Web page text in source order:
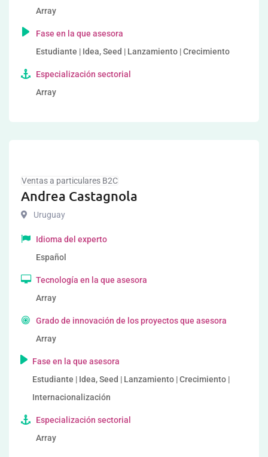
Array
Fase en la que asesora
Estudiante | Idea, Seed | Lanzamiento | Crecimiento
Especialización sectorial
Array
Ventas a particulares B2C
Andrea Castagnola
Uruguay
Idioma del experto
Español
Tecnología en la que asesora
Array
Grado de innovación de los proyectos que asesora
Array
Fase en la que asesora
Estudiante | Idea, Seed | Lanzamiento | Crecimiento |
Internacionalización
Especialización sectorial
Array